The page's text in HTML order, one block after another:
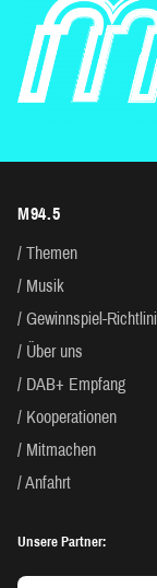
M94.5
Themen
Musik
Gewinnspiel-
Über uns
DAB+ Empfang
Kooperationen
Mitmachen
Anfahrt
Unsere Partner: